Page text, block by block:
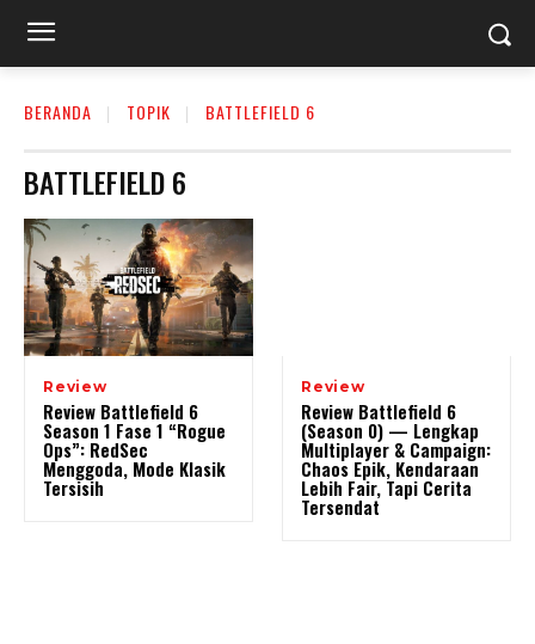
BERANDA TOPIK BATTLEFIELD 6
BATTLEFIELD 6
Review
Review Battlefield 6
Season 1 Fase 1 “Rogue
Ops”: RedSec
Menggoda, Mode Klasik
Tersisih
Review
Review Battlefield 6
(Season 0) — Lengkap
Multiplayer & Campaign:
Chaos Epik, Kendaraan
Lebih Fair, Tapi Cerita
Tersendat